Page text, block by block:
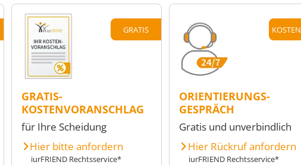
GRATIS
GRATIS-
KOSTENVORANSCHLAG
für Ihre Scheidung
Hier bitte anfordern
iurFRIEND Rechtsservice*
ORIENTIERUNGS-
GESPRÄCH
Gratis und unverbindlich
Hier Rückruf anfordern
iurFRIEND Rechtsservice*